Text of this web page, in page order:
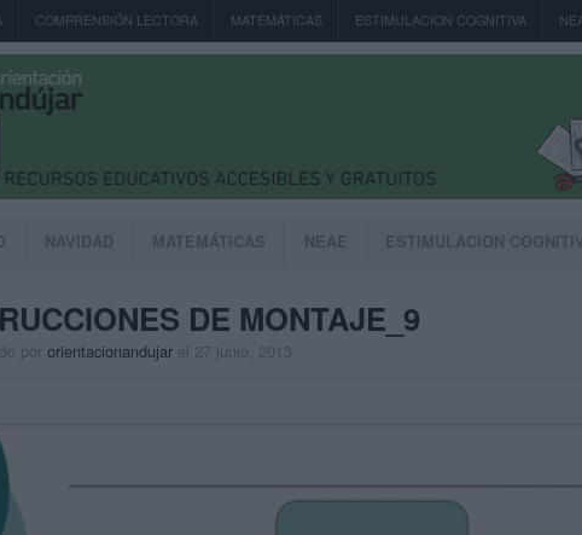
COMPRENSIÓN LECTORA MATEMÁTICAS ESTIMULACION COGNITIVA
NAVIDAD MATEMÁTICAS NEAE ESTIMULACION
DE MONTAJE_9
por orientacionandujar el 27 junio, 2013